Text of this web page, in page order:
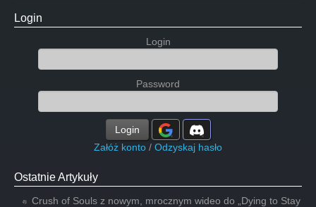
Login
Login
Password
Login
Załóż konto / Odzyskaj hasło
Ostatnie Artykuły
Crush of Souls z nowym, mrocznym wideo do „Dying to Stay